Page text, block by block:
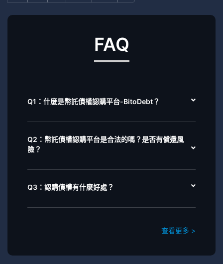
FAQ
Q1：什麼是幣託債權認購平台-BitoDebt？
Q2：幣託債權認購平台是合法的嗎？是否有償還風
險？
Q3：認購債權有什麼好處？
查看更多 >